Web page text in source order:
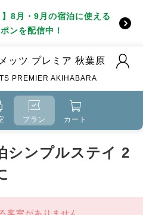
8月・9月の宿泊に使える
ンを配信中！
ッツ プレミア 秋葉原
PREMIER AKIHABARA
プラン カート
シンプルステイ 2